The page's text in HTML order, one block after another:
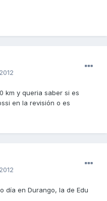
km y queria saber si es
en la revisión o es
día en Durango, la de Edu